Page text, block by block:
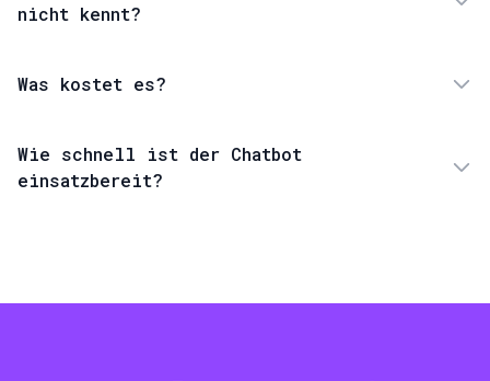
nicht kennt?
Was kostet es?
Wie schnell ist der Chatbot
einsatzbereit?